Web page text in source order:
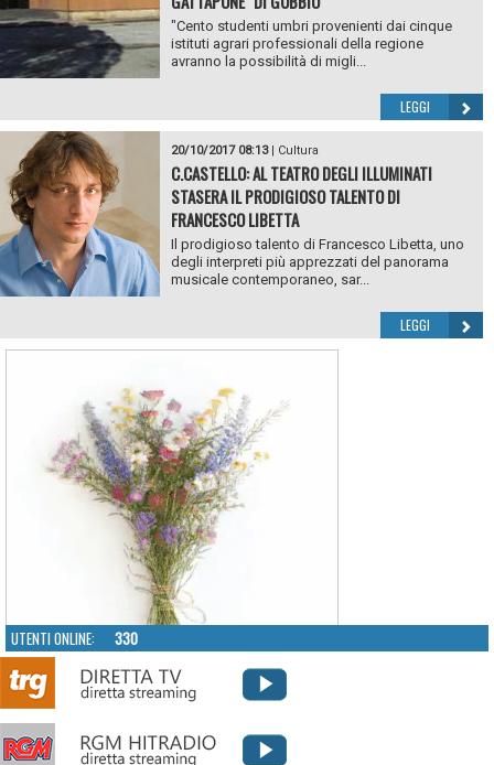
"Cento studenti umbri provenienti dai cinque
istituti agrari professionali della regione
avranno la possibilità di migli...
LEGGI
20/10/2017 08:13| Cultura
C.CASTELLO: AL TEATRO DEGLI ILLUMINATI
STASERA IL PRODIGIOSO TALENTO DI
FRANCESCO LIBETTA
Il prodigioso talento di Francesco Libetta, uno
degli interpreti più apprezzati del panorama
musicale contemporaneo, sar...
LEGGI
UTENTI ONLINE: 330